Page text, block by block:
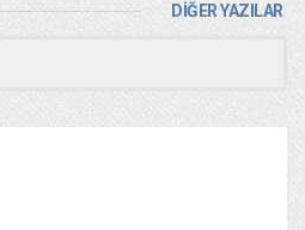
DİĞER YAZILAR